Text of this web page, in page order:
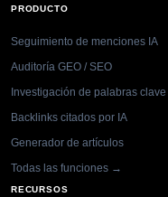
PRODUCTO
Seguimiento de menciones IA
Auditoría GEO / SEO
Investigación de palabras clave
Backlinks citados por IA
Generador de artículos
Todas las funciones →
RECURSOS